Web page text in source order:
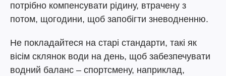
потрібно компенсувати рідину, втрачену з
потом, щогодини, щоб запобігти зневодненню.
Не покладайтеся на старі стандарти, такі як
вісім склянок води на день, щоб забезпечувати
водний баланс – спортсмену, наприклад,